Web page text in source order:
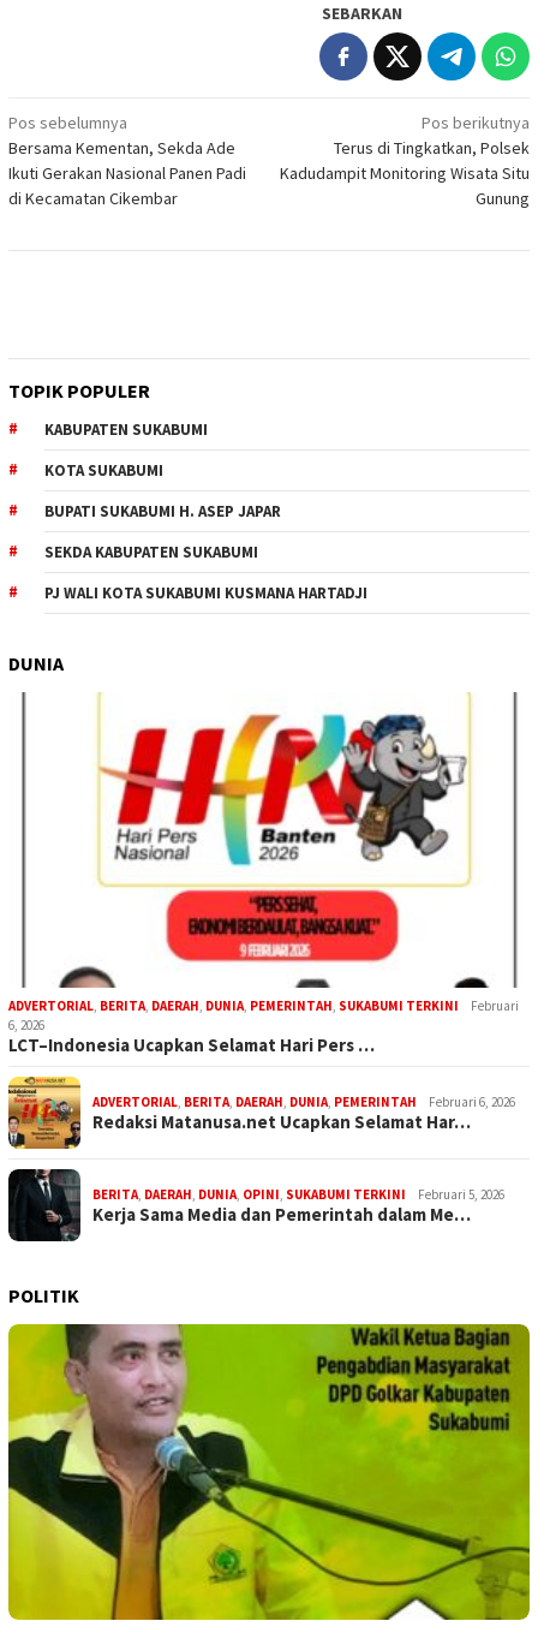
SEBARKAN
Navigasi
pos
Pos sebelumnya
Bersama Kementan, Sekda Ade
Ikuti Gerakan Nasional Panen Padi
di Kecamatan Cikembar
Pos berikutnya
Terus di Tingkatkan, Polsek
Kadudampit Monitoring Wisata Situ
Gunung
TOPIK POPULER
KABUPATEN SUKABUMI
KOTA SUKABUMI
BUPATI SUKABUMI H. ASEP JAPAR
SEKDA KABUPATEN SUKABUMI
PJ WALI KOTA SUKABUMI KUSMANA HARTADJI
DUNIA
ADVERTORIAL BERITA DAERAH DUNIA PEMERINTAH SUKABUMI TERKINI
Februari
6, 2026
LCT–Indonesia Ucapkan Selamat Hari Pers …
ADVERTORIAL BERITA DAERAH DUNIA PEMERINTAH Februari 6, 2026
Redaksi Matanusa.net Ucapkan Selamat Har…
BERITA DAERAH DUNIA OPINI SUKABUMI TERKINI Februari 5, 2026
Kerja Sama Media dan Pemerintah dalam Me…
POLITIK